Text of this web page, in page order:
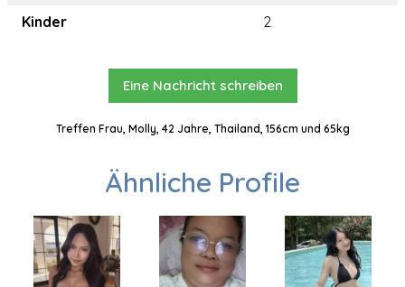
Kinder
2
Eine Nachricht schreiben
Treffen Frau, Molly, 42 Jahre, Thailand, 156cm und 65kg
Ähnliche Profile